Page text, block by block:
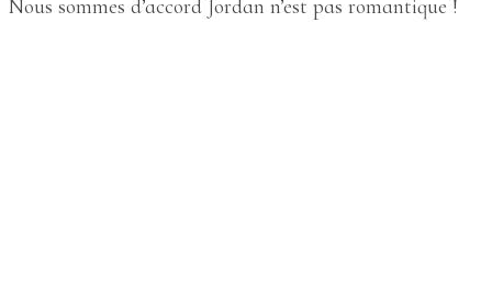
Nous sommes d’accord Jordan n’est pas romantique !